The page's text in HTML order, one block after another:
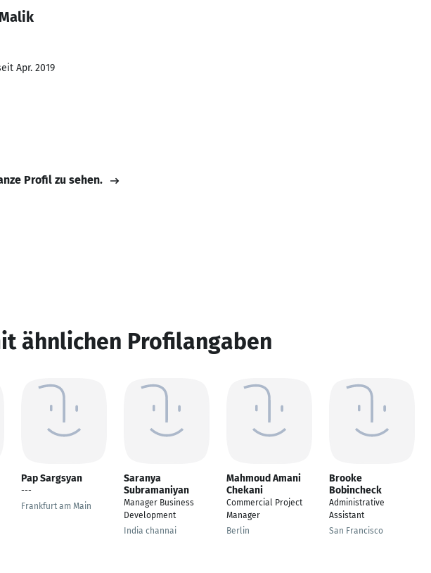
Apr. 2019
Profil zu sehen.
ähnlichen Profilangaben
Pap Sargsyan
---
Frankfurt am Main
Saranya
Subramaniyan
Manager Business
Development
India channai
Mahmoud Amani
Chekani
Commercial Project
Manager
Berlin
Brooke
Bobincheck
Administrative
Assistant
San Francisco